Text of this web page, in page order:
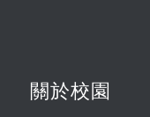
關於校園